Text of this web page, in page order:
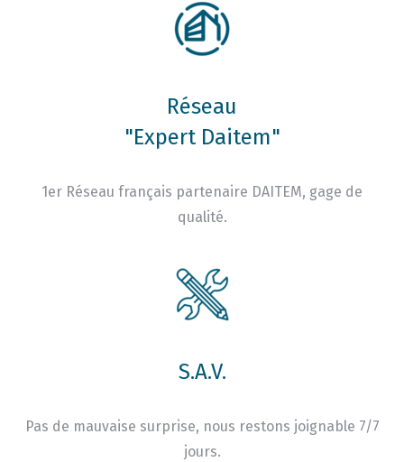
Réseau
"Expert Daitem"
1er Réseau français partenaire DAITEM, gage de
qualité.
S.A.V.
Pas de mauvaise surprise, nous restons joignable 7/7
jours.